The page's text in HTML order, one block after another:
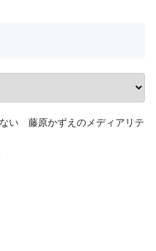
い 藤原かずえのメディアリテ